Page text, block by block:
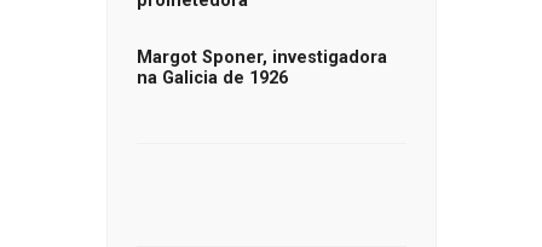
Margot Sponer, investigadora
na Galicia de 1926